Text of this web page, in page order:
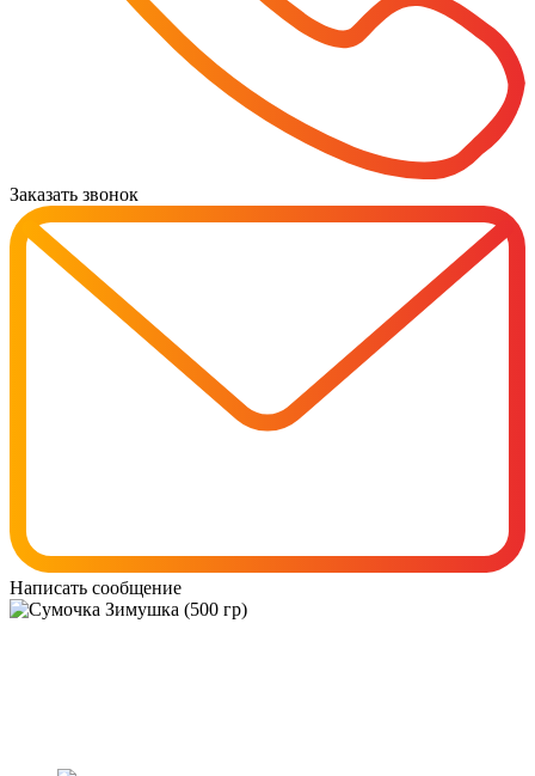
Заказать звонок
Написать сообщение